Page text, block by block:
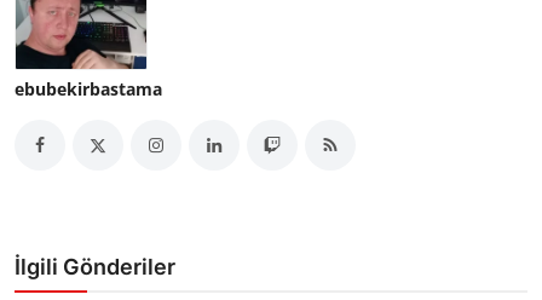
ebubekirbastama
İlgili Gönderiler